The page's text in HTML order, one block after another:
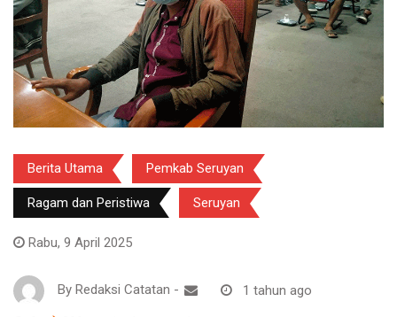
Berita Utama Pemkab Seruyan
Ragam dan Peristiwa Seruyan
Rabu, 9 April 2025
By Redaksi Catatan - 1 tahun ago